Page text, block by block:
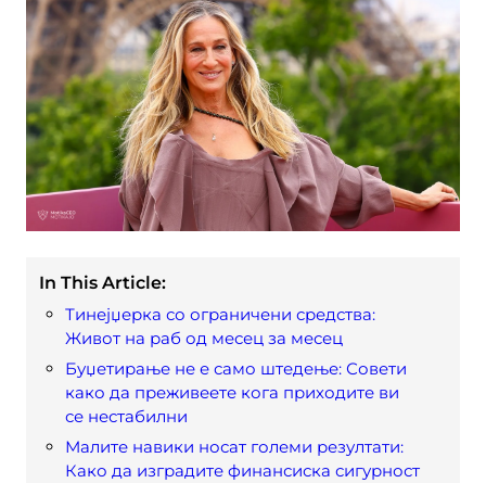
In This Article:
Тинејџерка со ограничени средства:
Живот на раб од месец за месец
Буџетирање не е само штедење: Совети
како да преживеете кога приходите ви
се нестабилни
Малите навики носат големи резултати:
Како да изградите финансиска сигурност